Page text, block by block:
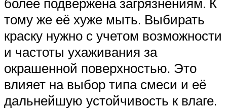
тому же её хуже мыть. Выбирать
краску нужно с учетом возможности
и частоты ухаживания за
окрашенной поверхностью. Это
влияет на выбор типа смеси и её
дальнейшую устойчивость к влаге.